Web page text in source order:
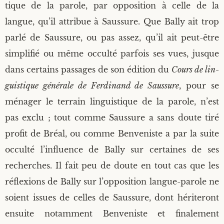
tique de la parole, par oppo­si­tion à celle de la
langue, qu’il attri­bue à Saus­sure. Que Bal­ly ait trop
par­lé de Saus­sure, ou pas assez, qu’il ait peut-être
sim­pli­fié ou même occul­té par­fois ses vues, jusque
dans cer­tains pas­sages de son édi­tion du Cours de lin­
guis­tique géné­rale de Fer­di­nand de Saus­sure, pour se
ména­ger le ter­rain lin­guis­tique de la parole, n’est
pas exclu ; tout comme Saus­sure a sans doute tiré
pro­fit de Bréal, ou comme Ben­ve­niste a par la suite
occul­té l’influence de Bal­ly sur cer­taines de ses
recherches. Il fait peu de doute en tout cas que les
réflexions de Bal­ly sur l’opposition langue-parole ne
soient issues de celles de Saus­sure, dont héri­te­ront
ensuite notam­ment Ben­ve­niste et fina­le­ment